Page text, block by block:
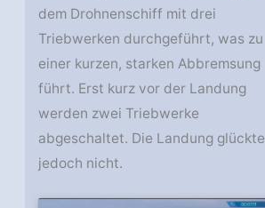
dem Drohnenschiff mit drei
Triebwerken durchgeführt, was zu
einer kurzen, starken Abbremsung
führt. Erst kurz vor der Landung
werden zwei Triebwerke
abgeschaltet. Die Landung glückte
jedoch nicht.